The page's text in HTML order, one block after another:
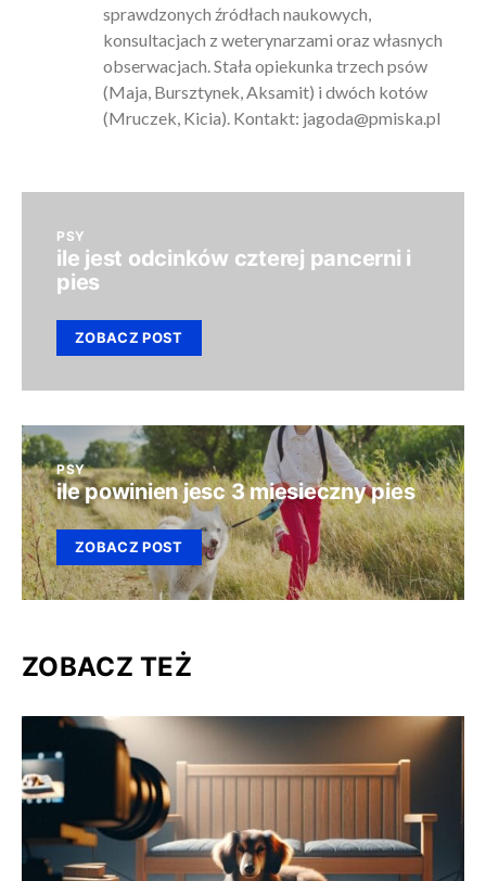
sprawdzonych źródłach naukowych,
konsultacjach z weterynarzami oraz własnych
obserwacjach. Stała opiekunka trzech psów
(Maja, Bursztynek, Aksamit) i dwóch kotów
(Mruczek, Kicia). Kontakt: jagoda@pmiska.pl
PSY
ile jest odcinków czterej pancerni i
pies
ZOBACZ POST
PSY
ile powinien jesc 3 miesieczny pies
ZOBACZ POST
ZOBACZ TEŻ